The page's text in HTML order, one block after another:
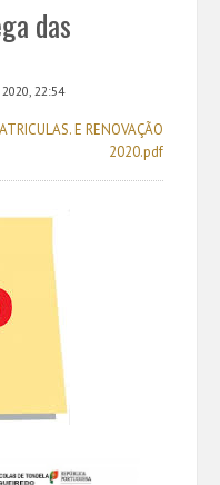
das
22:54
E RENOVAÇÃO
2020.pdf